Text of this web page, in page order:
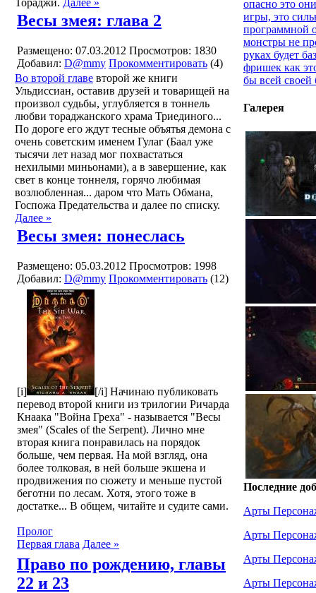
Тораджи. Далее »
Весы змея: глава 2
Размещено: 07.03.2012 Просмотров: 1830
Добавил: D@mmy Прокомментировать (4)
Во второй главе второй же книги
Ульдиссиан, оставив друзей и товарищей на
произвол судьбы, углубляется в тоннель
любви тораджанского храма Триединого...
По дороге его ждут тесные объятья демона с
очень советским именем Гулаг (Баал уже
тысячи лет назад мог похвастаться
нехилыми миньонами), а в завершение, как
свет в конце тоннеля, горячо любимая
возлюбленная... даром что Мать Обмана,
Госпожа Предательства и далее по списку.
Далее »
Весы змея: понеслась
Размещено: 05.03.2012 Просмотров: 1998
Добавил: D@mmy Прокомментировать (12)
[i]
[/i] Начинаю публиковать
перевод второй книги из трилогии Ричарда
Кнаака "Война Греха" - называется "Весы
змея" (Scales of the Serpent). Лично мне
вторая книга понравилась на порядок
больше, чем первая. На мой взгляд, она
более толковая, в ней больше экшена и
продвижения по сюжету и меньше пустой
беготни по лесам. Хотя, этого тоже в
достатке... В общем, читайте и судите сами.
Пролог
Первая глава Далее »
Право по рождению, главы
22 и 23
опасно это
игры, это
программной
монстры не
руках будет
фришек как
бы всей своей
Галерея
Последние
Арты
Арты
Арты
Арты